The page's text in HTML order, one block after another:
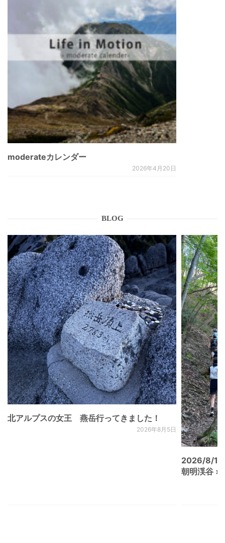
moderateカレンダー
2026年4月20日
BLOG
北アルプスの女王 燕岳行ってきました！
2026年8月5日
2026/8/
朝明渓谷 ×